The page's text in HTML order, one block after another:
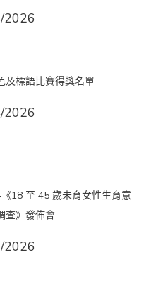
2026
及標語比賽得獎名單
2026
18 至 45 歲未育女性生育意
查》發佈會
2026